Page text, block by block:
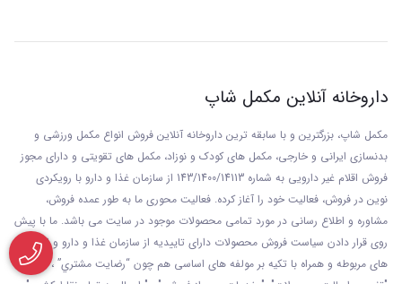
داروخانه آنلاین مکمل شاپ
مکمل شاپ، بزرگترین و با سابقه ترین داروخانه آنلاین فروش انواع مکمل ورزشی و
بدنسازی ایرانی و خارجی، مکمل های کودک و نوزاد، مکمل های تقویتی و دارای مجوز
فروش اقلام غیر دارویی به شماره 143/1400/14113 از
سازمان غذا و دارو با رويکردی
نوين در فروش، فعاليت خود را آغاز کرده. فعاليت محوری ما به طور عمده فروش،
مشاوره و اطلاع رسانی در مورد تمامی محصولات موجود در سایت می باشد. ما با پيش
روی قرار دادن سياست فروش محصولات دارای تاييديه از سازمان غذا و دارو و ارگان
های مربوطه و همراه با تکيه بر مولفه های اساسی هم چون “رضايت مشتري” ،